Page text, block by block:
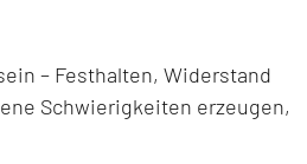
– Festhalten, Widerstand
Schwierigkeiten erzeugen,